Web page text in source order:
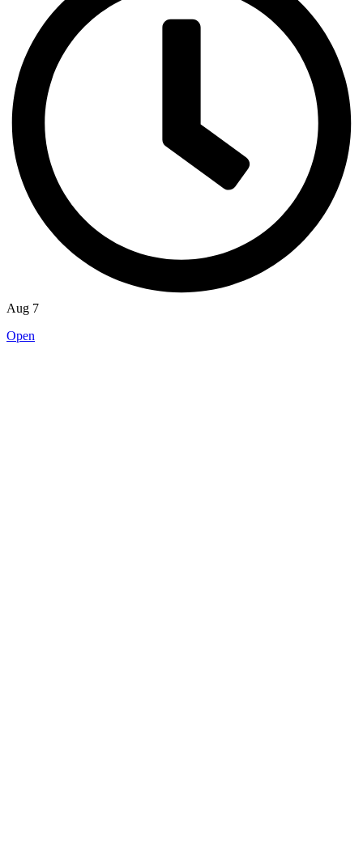
Aug 7
Open